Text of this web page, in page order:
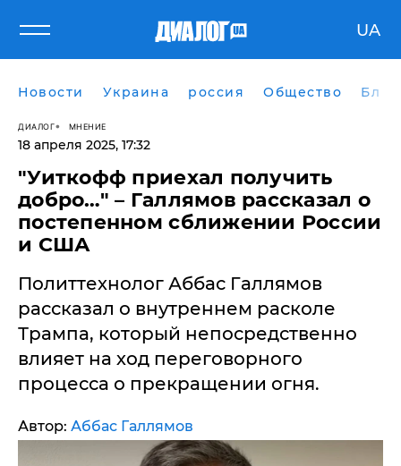
UA
Новости Украина россия Общество
ДИАЛОГ МНЕНИЕ
18 апреля 2025, 17:32
"Уиткофф приехал получить
добро…" – Галлямов рассказал о
постепенном сближении России
и США
Политтехнолог Аббас Галлямов
рассказал о внутреннем расколе
Трампа, который непосредственно
влияет на ход переговорного
процесса о прекращении огня.
Автор: Аббас Галлямов